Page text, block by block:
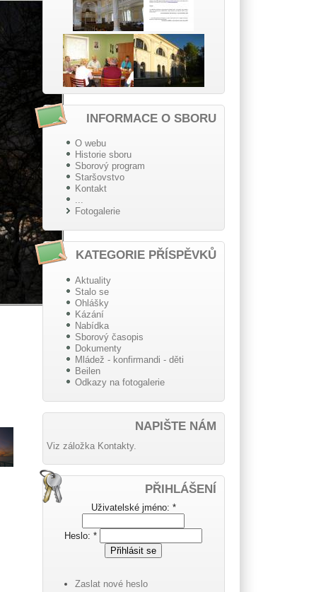
INFORMACE O SBORU
O webu
Historie sboru
Sborový program
Staršovstvo
Kontakt
Fotogalerie
KATEGORIE PŘÍSPĚVKŮ
Aktuality
Stalo se
Ohlášky
Kázání
Nabídka
Sborový časopis
Dokumenty
Mládež - konfirmandi - děti
Beilen
Odkazy na fotogalerie
NAPIŠTE NÁM
Viz záložka Kontakty.
PŘIHLÁŠENÍ
Uživatelské jméno: *
Heslo:*
Zaslat nové heslo